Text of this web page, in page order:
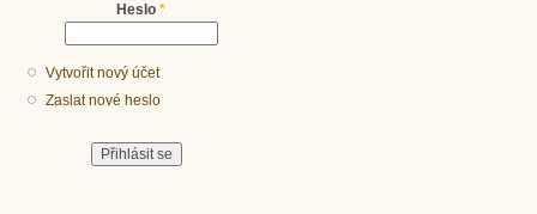
Heslo *
Vytvořit nový účet
Zaslat nové heslo